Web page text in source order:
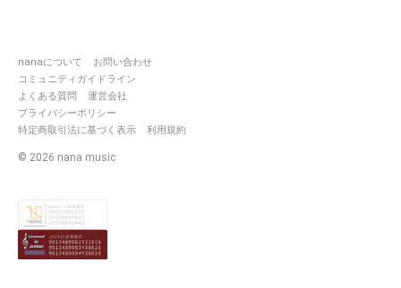
nanaについて
お問い合わせ
コミュニティガイドライン
よくある質問
運営会社
プライバシーポリシー
特定商取引法に基づく表示
利用規約
© 2026 nana music